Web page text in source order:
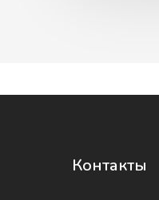
Контакты